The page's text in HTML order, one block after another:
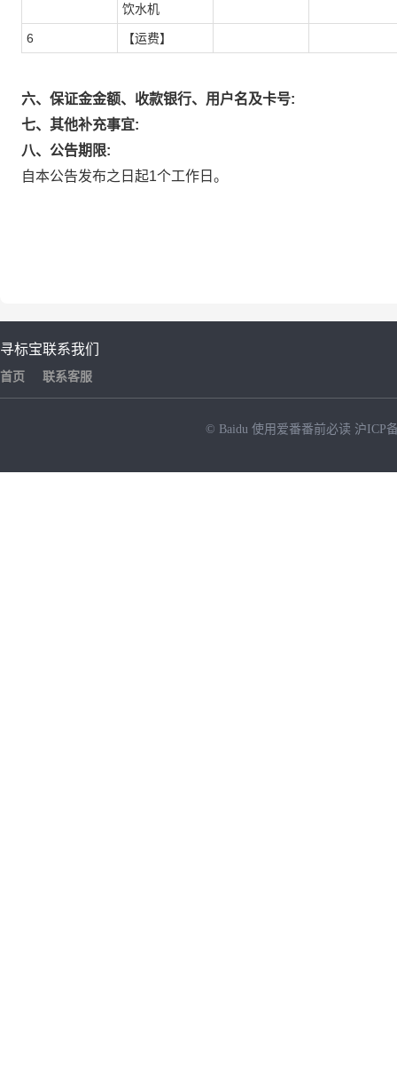
饮水机
6 【运费】
六、保证金金额、收款银行、用户名及卡号:
七、其他补充事宜:
八、公告期限:
自本公告发布之日起1个工作日。
寻标宝
首页
联系我们
联系客服
© Baidu 使用爱番番前必读 沪ICP